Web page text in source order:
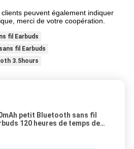
peuvent également indiquer
merci de votre coopération.
fil Earbuds
fil Earbuds
3.5hours
petit Bluetooth sans fil
120 heures de temps de